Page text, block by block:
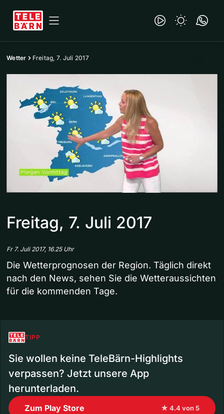
Wetter Freitag, 7. Juli 2017
Freitag, 7. Juli 2017
Fr 7. Juli 2017, 16.25 Uhr
Die Wetterprognosen der Region. Täglich direkt
nach den News, sehen Sie die Wetteraussichten
für die kommenden Tage.
TIPP
Sie wollen keine TeleBärn-Highlights
verpassen? Jetzt unsere App
herunterladen.
Zum Play Store ★ 4.4 von 5